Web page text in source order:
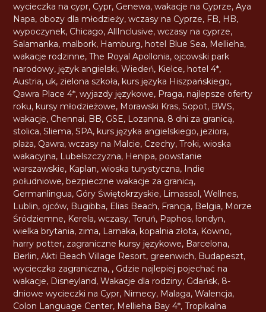
wycieczka na cypr, Cypr, Genewa,wakacje na Cyprze,Aya
Napa, obozy dla młodzieży,wczasy na Cyprze, FB, HB,
wypoczynek, Chicago,AllInclusive,wczasy na cyprze,
Salamanka, malbork, Hamburg, hotel Blue Sea, Mellieha,
wakacje rodzinne,The Royal Apollonia, ojcowski park
narodowy, język angielski,Wiedeń, Kielce, hotel 4*,
Austria, uk, zielona szkoła, kurs języka Hiszpańskiego,
Qawra Place 4*,wyjazdy językowe, Praga, najlepsze oferty
roku, kursy młodzieżowe, Morawski Kras,Sopot, BWS,
wakacje, Chennai, BB, GSE, Lozanna, 8 dni za granicą,
stolica,Sliema,SPA, kurs języka angielskiego, jeziora,
plaża, Qawra,wczasy na Malcie, Czechy,Troki,wioska
wakacyjna, Lubelszczyzna, Henipa,powstanie
warszawskie, Kaplan,wioska turystyczna, Indie
południowe,bezpieczne wakacje za granicą,
Germanlingua, Góry Świętokrzyskie, Limassol,Wellnes,
Lublin, ojców, Bugibba, Elias Beach, Francja, Belgia, Morze
Śródziemne, Kerela,wczasy,Toruń, Paphos, londyn,
wielka brytania, zima, Larnaka, kopalnia złota, Kowno,
harry potter, zagraniczne kursy językowe, Barcelona,
Berlin,Akti Beach Village Resort, greenwich, Budapeszt,
wycieczka zagraniczna, , Gdzie najlepiej pojechać na
wakacje, Disneyland,Wakacje dla rodziny, Gdańsk, 8-
dniowe wycieczki na Cypr, Nimecy, Malaga,Walencja,
Colon Language Center, Mellieha Bay 4*,Tropikalna